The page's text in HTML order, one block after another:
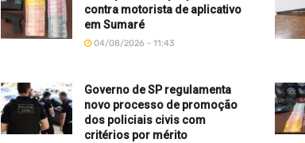
contra motorista de aplicativo
em Sumaré
04/08/2026 - 11:43
Governo de SP regulamenta
novo processo de promoção
dos policiais civis com
critérios por mérito